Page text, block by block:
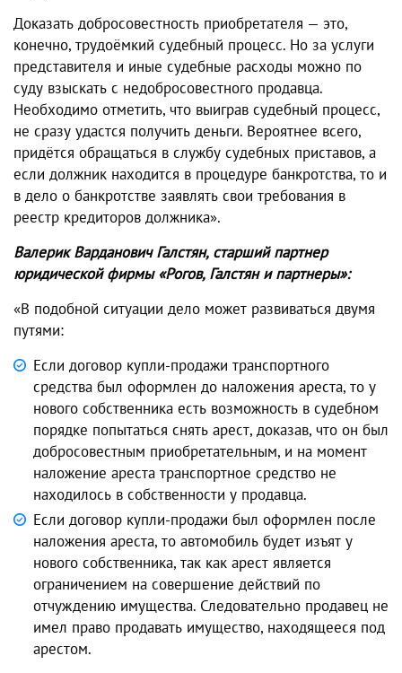
Доказать добросовестность приобретателя — это,
конечно, трудоёмкий судебный процесс. Но за услуги
представителя и иные судебные расходы можно по
суду взыскать с недобросовестного продавца.
Необходимо отметить, что выиграв судебный процесс,
не сразу удастся получить деньги. Вероятнее всего,
придётся обращаться в службу судебных приставов, а
если должник находится в процедуре банкротства, то и
в дело о банкротстве заявлять свои требования в
реестр кредиторов должника».
Валерик Варданович Галстян, старший партнер
юридической фирмы «Рогов, Галстян и партнеры»:
«В подобной ситуации дело может развиваться двумя
путями:
Если договор купли-продажи транспортного
средства был оформлен до наложения ареста, то у
нового собственника есть возможность в судебном
порядке попытаться снять арест, доказав, что он был
добросовестным приобретательным, и на момент
наложение ареста транспортное средство не
находилось в собственности у продавца.
Если договор купли-продажи был оформлен после
наложения ареста, то автомобиль будет изъят у
нового собственника, так как арест является
ограничением на совершение действий по
отчуждению имущества. Следовательно продавец не
имел право продавать имущество, находящееся под
арестом.